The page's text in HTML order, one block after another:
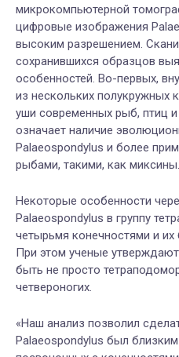
микрокомпьютерной
цифровые изображения
высоким разрешением.
сохранившихся образцов
особенностей. Во-первых,
из нескольких полукружных
уши современных рыб, птиц
означает наличие
Palaeospondylus и более
рыбами, такими, как миксины.
Некоторые особенности
Palaeospondylus в группу
четырьмя конечностями и
При этом ученые
быть не просто
четвероногих.
«Наш анализ позволил
Palaeospondylus был